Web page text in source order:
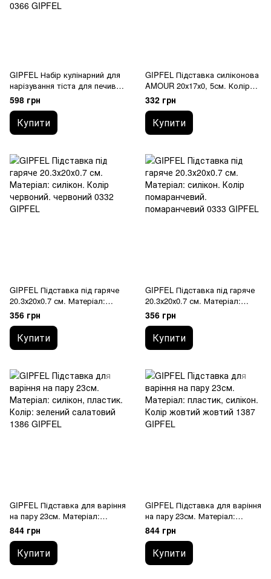
GIPFEL Набір кулінарний для
нарізування тіста для печива
із 5 форм різного розміру.
Матеріал: нерж. сталь,
пластик 0366 GIPFEL
598 грн
Купити
GIPFEL Підставка силіконова
AMOUR 20х17х0, 5см. Колір
червоний 0296 GIPFEL
332 грн
Купити
GIPFEL Підставка під гаряче
20.3х20х0.7 см. Матеріал:
силікон. Колір червоний. 0332
GIPFEL
356 грн
Купити
GIPFEL Підставка під гаряче
20.3х20х0.7 см. Матеріал:
силікон. Колір помаранчевий.
0333 GIPFEL
356 грн
Купити
GIPFEL Підставка для варіння
на пару 23см. Матеріал:
силікон, пластик. Колір:
жовтий 1386 GIPFEL
844 грн
Купити
GIPFEL Підставка для варіння
на пару 23см. Матеріал:
пластик, силікон. Колір
жовтий 1387 GIPFEL
844 грн
Купити